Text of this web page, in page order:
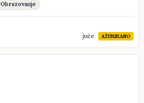
juče AŽURIRANO